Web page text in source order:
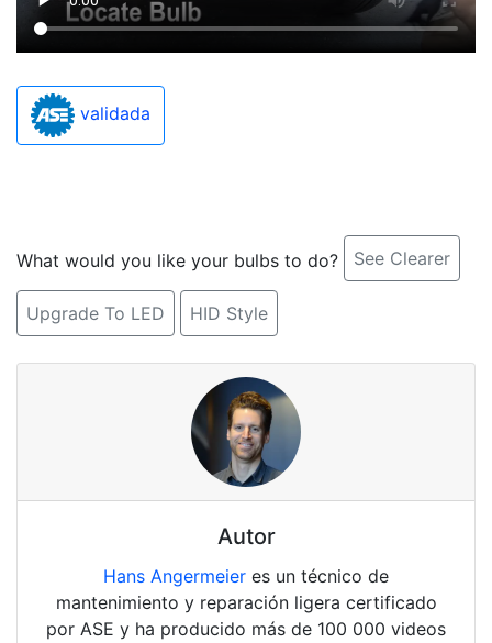
validada
What would you like your bulbs to do? See Clearer
Upgrade To LED HID Style
Autor
Hans Angermeier es un técnico de
mantenimiento y reparación ligera certificado
por ASE y ha producido más de 100 000 videos